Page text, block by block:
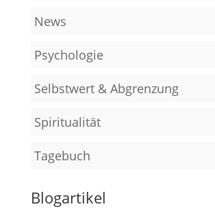
News
Psychologie
Selbstwert & Abgrenzung
Spiritualität
Tagebuch
Blogartikel